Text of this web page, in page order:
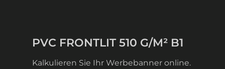
PVC FRONTLIT 510 G/M² B1
Kalkulieren Sie Ihr Werbebanner online.